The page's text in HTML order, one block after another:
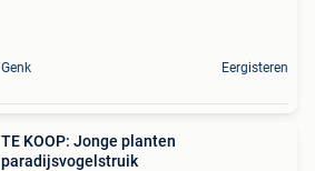
Genk Eergisteren
TE KOOP: Jonge planten
paradijsvogelstruik